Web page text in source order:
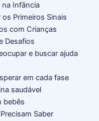
na Infância
Primeiros Sinais
com Crianças
Desafios
e buscar ajuda
em cada fase
saudável
bebês
Saber